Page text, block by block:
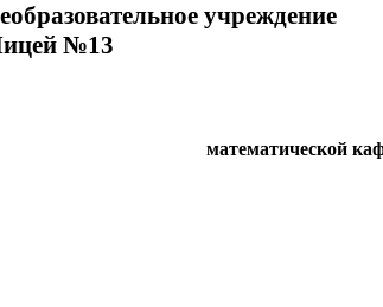
учреждение
№13